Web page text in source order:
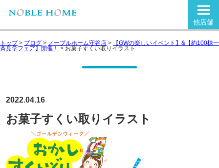
他店舗
トップ> ブログ > ノーブルホーム守谷店 > 【GWの楽しいイベント】&【約100棟一
斉見学フェア】開催！ > お菓子すくい取りイラスト
2022.04.16
お菓子すくい取りイラスト